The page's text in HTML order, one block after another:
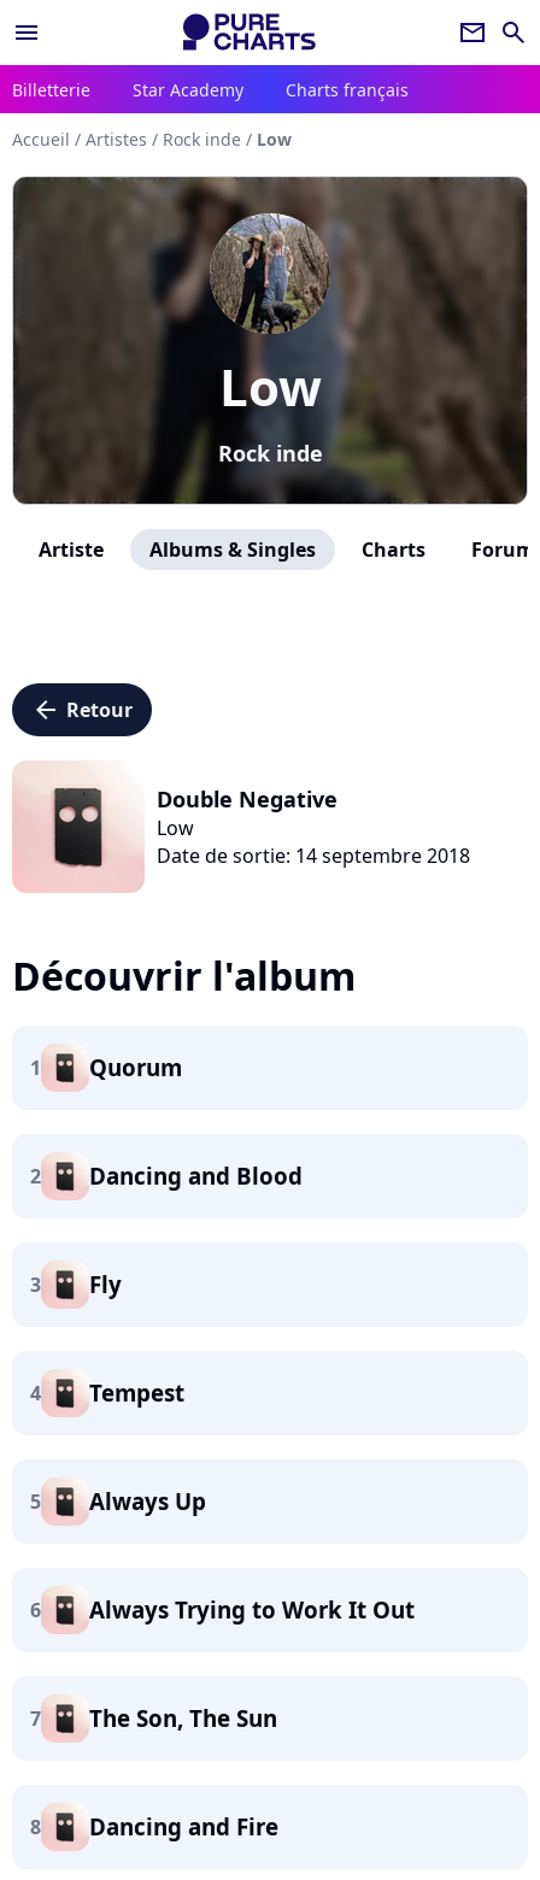
menu newsletter search
Billetterie Star Academy Charts français
Accueil / Artistes / Rock inde / Low
Low
Rock inde
Artiste Albums & Singles Charts
arrow_left Retour
Double Negative
Low
Date de sortie: 14 septembre 2018
Découvrir l'album
1 Quorum
2 Dancing and Blood
3 Fly
4 Tempest
5 Always Up
6 Always Trying to Work It Out
7 The Son, The Sun
8 Dancing and Fire